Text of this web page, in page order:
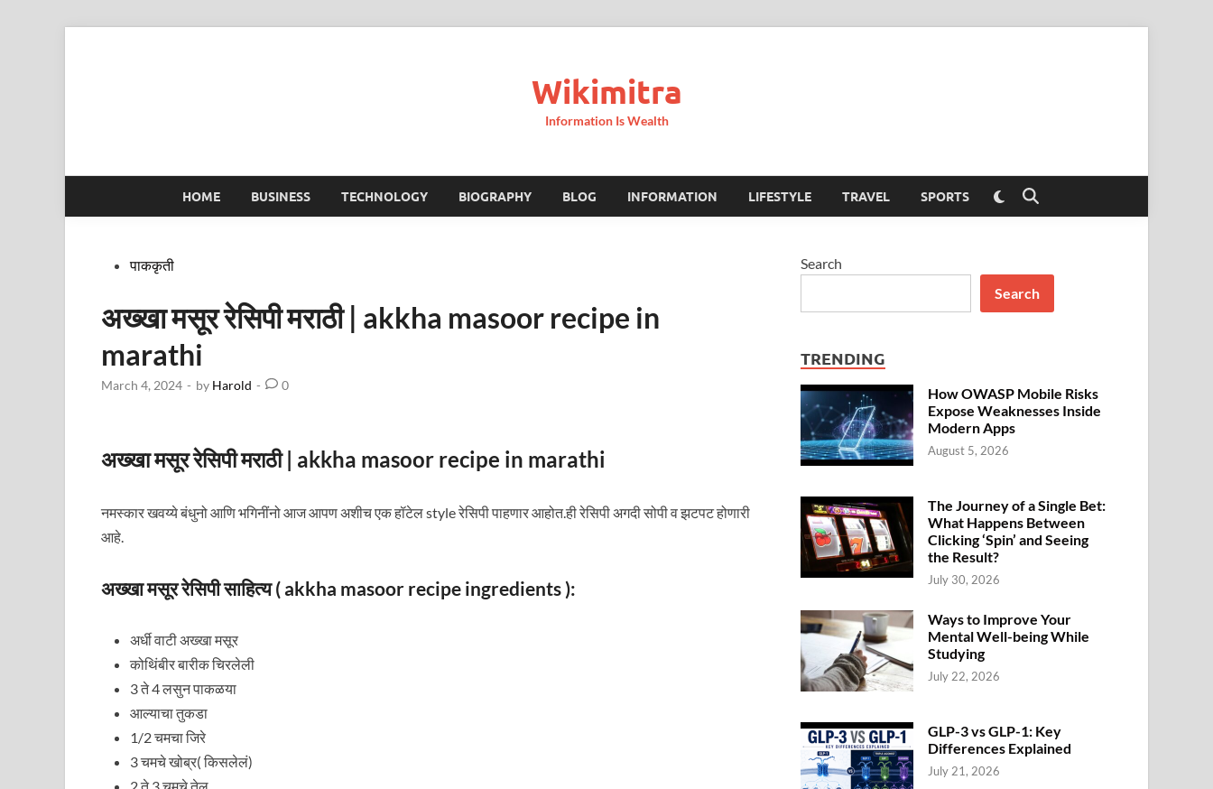
Wikimitra
Information Is Wealth
HOME BUSINESS TECHNOLOGY BIOGRAPHY BLOG INFORMATION LIFESTYLE TRAVEL SPORTS Switch
to
Open
Search
Postedपाककृती
अख्खा मसूर रेसिपी मराठी | akkha masoor recipe in
marathi
March 4, 2024 - by Harold - 0
अख्खा मसूर रेसिपी मराठी | akkha masoor recipe in marathi
नमस्कार खवय्ये बंधुनो आणि भगिनींनो आज आपण अशीच एक हॉटेल style रेसिपी पाहणार आहोत.ही रेसिपी अगदी सोपी व झटपट होणारी
आहे.
अख्खा मसूर रेसिपी साहित्य ( akkha masoor recipe ingredients ):
अर्धी वाटी अख्खा मसूर
कोथिंबीर बारीक चिरलेली
3 ते 4 लसुन पाकळया
आल्याचा तुकडा
1/2 चमचा जिरे
3 चमचे खोब्र( किसलेलं)
Search
Search
TRENDING
How OWASP Mobile Risks
Expose Weaknesses Inside
Modern Apps
August 5, 2026
The Journey of a Single Bet:
What Happens Between
Clicking ‘Spin’ and Seeing
the Result?
July 30, 2026
Ways to Improve Your
Mental Well-being While
Studying
July 22, 2026
GLP-3 vs GLP-1: Key
Differences Explained
July 21, 2026